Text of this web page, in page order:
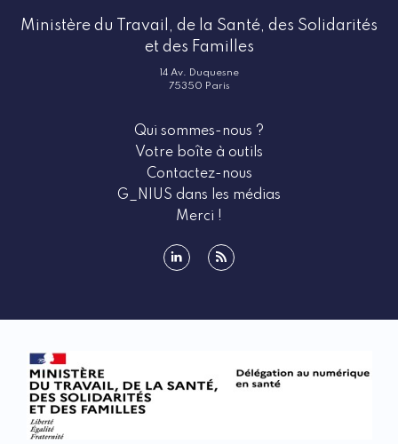
Ministère du Travail, de la Santé, des Solidarités
et des Familles
14 Av. Duquesne
75350 Paris
Qui sommes-nous ?
Votre boîte à outils
Contactez-nous
G_NIUS dans les médias
Merci !